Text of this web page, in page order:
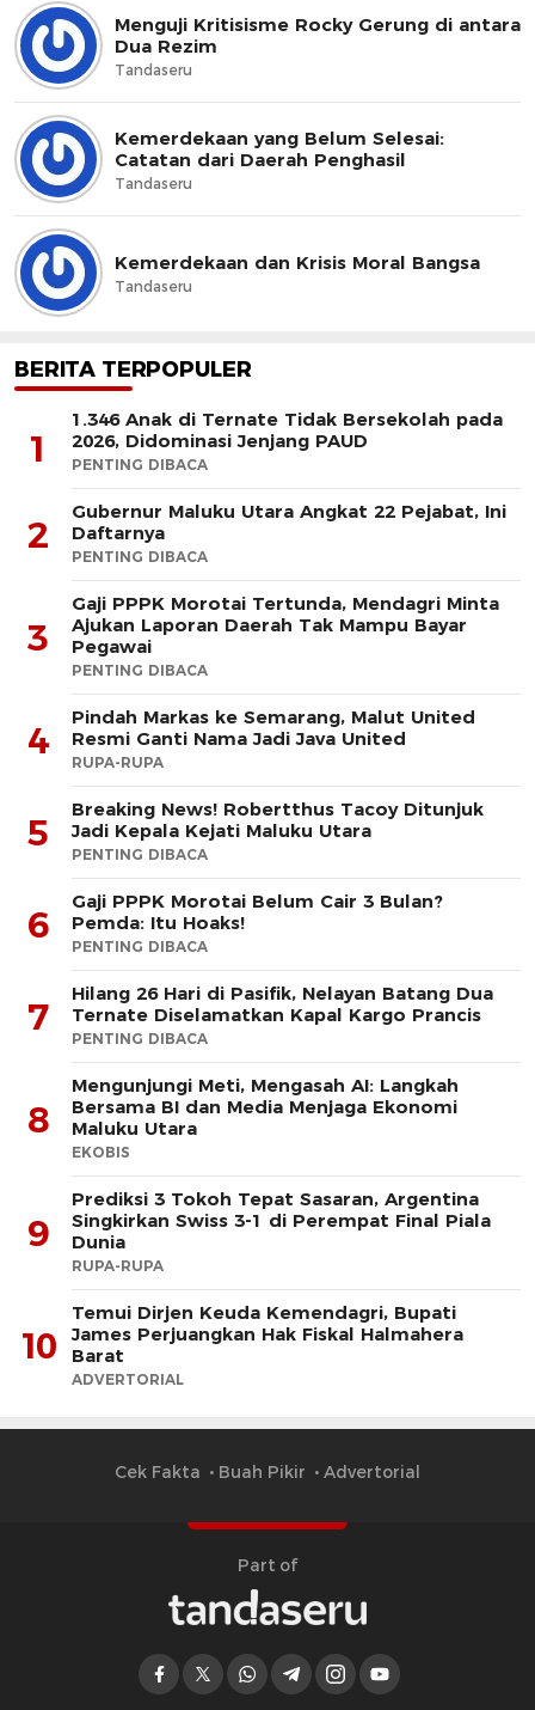
Menguji Kritisisme Rocky Gerung di antara
Dua Rezim
Tandaseru
Kemerdekaan yang Belum Selesai:
Catatan dari Daerah Penghasil
Tandaseru
Kemerdekaan dan Krisis Moral Bangsa
Tandaseru
BERITA TERPOPULER
1
1.346 Anak di Ternate Tidak Bersekolah pada
2026, Didominasi Jenjang PAUD
PENTING DIBACA
2
Gubernur Maluku Utara Angkat 22 Pejabat, Ini
Daftarnya
PENTING DIBACA
3
Gaji PPPK Morotai Tertunda, Mendagri Minta
Ajukan Laporan Daerah Tak Mampu Bayar
Pegawai
PENTING DIBACA
4
Pindah Markas ke Semarang, Malut United
Resmi Ganti Nama Jadi Java United
RUPA-RUPA
5
Breaking News! Robertthus Tacoy Ditunjuk
Jadi Kepala Kejati Maluku Utara
PENTING DIBACA
6
Gaji PPPK Morotai Belum Cair 3 Bulan?
Pemda: Itu Hoaks!
PENTING DIBACA
7
Hilang 26 Hari di Pasifik, Nelayan Batang Dua
Ternate Diselamatkan Kapal Kargo Prancis
PENTING DIBACA
8
Mengunjungi Meti, Mengasah AI: Langkah
Bersama BI dan Media Menjaga Ekonomi
Maluku Utara
EKOBIS
9
Prediksi 3 Tokoh Tepat Sasaran, Argentina
Singkirkan Swiss 3-1 di Perempat Final Piala
Dunia
RUPA-RUPA
10
​Temui Dirjen Keuda Kemendagri, Bupati
James Perjuangkan Hak Fiskal Halmahera
Barat
ADVERTORIAL
Cek Fakta Buah Pikir Advertorial
Part of